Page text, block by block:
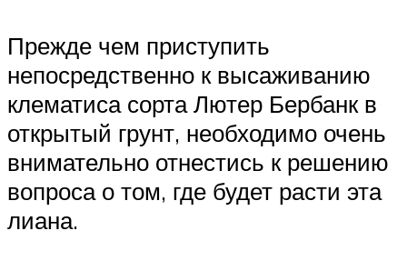
Прежде чем приступить
непосредственно к высаживанию
клематиса сорта Лютер Бербанк в
открытый грунт, необходимо очень
внимательно отнестись к решению
вопроса о том, где будет расти эта
лиана.